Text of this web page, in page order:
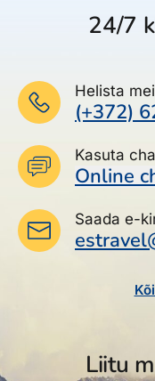
24/7
Helista
(+372)
Kasuta
Online
Saada e-
Liitu